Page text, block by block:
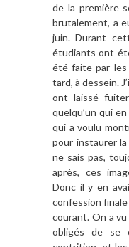
de la première
brutalement, a
juin. Durant
étudiants ont
été faite par les
tard, à dessein.
ont laissé
quelqu’un qui
qui a voulu
pour instaurer
ne sais pas,
après, ces
Donc il y en
confession finale
courant. On a
obligés de se